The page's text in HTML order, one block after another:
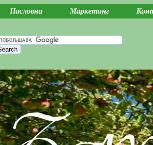
Насловна Маркетинг